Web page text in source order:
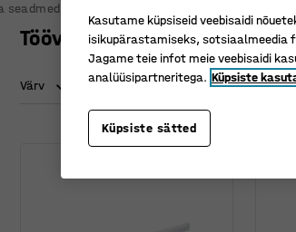
seadmed
Töövalgustid
Värv Pikkus Varre pikkus
Kasutame küpsiseid veebisaidi
isikupärastamiseks, sotsiaalmeedia
Jagame teie infot meie veebisaidi
analüüsipartneritega. Küpsiste
Küpsiste sätted